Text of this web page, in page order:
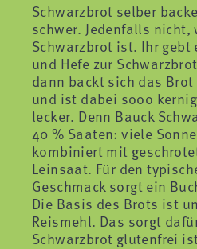
Schwarzbrot selber
schwer. Jedenfalls nicht,
Schwarzbrot ist. Ihr gebt
und Hefe zur
dann backt sich das
und ist dabei sooo
lecker. Denn Bauck
40 % Saaten: viele
kombiniert mit
Leinsaat. Für den
Geschmack sorgt ein
Die Basis des Brots ist
Reismehl. Das sorgt
Schwarzbrot glutenfrei